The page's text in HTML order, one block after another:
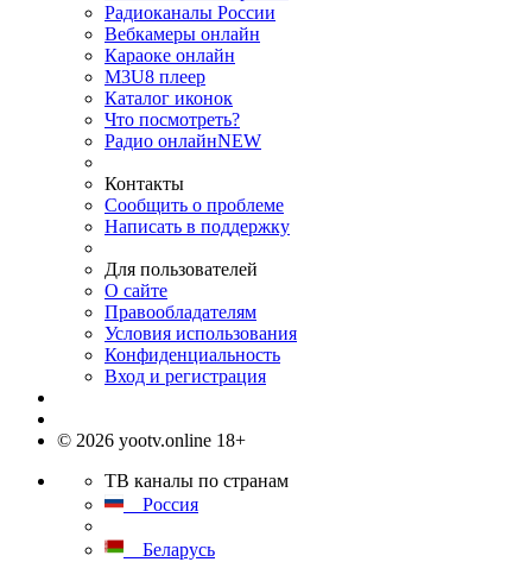
Радиоканалы России
Вебкамеры онлайн
Караоке онлайн
M3U8 плеер
Каталог иконок
Что посмотреть?
Радио онлайнNEW
Контакты
Сообщить о проблеме
Написать в поддержку
Для пользователей
О сайте
Правообладателям
Условия использования
Конфиденциальность
Вход и регистрация
© 2026 yootv.online 18+
ТВ каналы по странам
Россия
Беларусь